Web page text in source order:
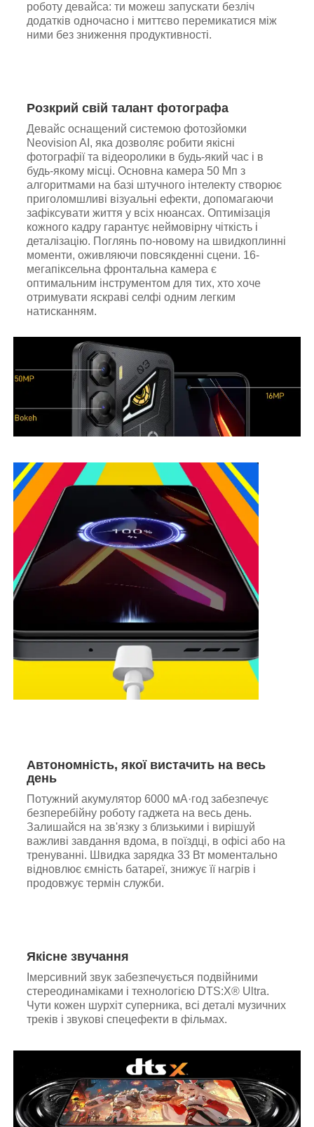
роботу девайса: ти можеш запускати безліч
додатків одночасно і миттєво перемикатися між
ними без зниження продуктивності.
Розкрий свій талант фотографа
Девайс оснащений системою фотозйомки
Neovision AI, яка дозволяє робити якісні
фотографії та відеоролики в будь-який час і в
будь-якому місці. Основна камера 50 Мп з
алгоритмами на базі штучного інтелекту створює
приголомшливі візуальні ефекти, допомагаючи
зафіксувати життя у всіх нюансах. Оптимізація
кожного кадру гарантує неймовірну чіткість і
деталізацію. Поглянь по-новому на швидкоплинні
моменти, оживляючи повсякденні сцени. 16-
мегапіксельна фронтальна камера є
оптимальним інструментом для тих, хто хоче
отримувати яскраві селфі одним легким
натисканням.
Автономність, якої вистачить на весь
день
Потужний акумулятор 6000 мА·год забезпечує
безперебійну роботу гаджета на весь день.
Залишайся на зв'язку з близькими і вирішуй
важливі завдання вдома, в поїздці, в офісі або на
тренуванні. Швидка зарядка 33 Вт моментально
відновлює ємність батареї, знижує її нагрів і
продовжує термін служби.
Якісне звучання
Імерсивний звук забезпечується подвійними
стереодинаміками і технологією DTS:X® Ultra.
Чути кожен шурхіт суперника, всі деталі музичних
треків і звукові спецефекти в фільмах.